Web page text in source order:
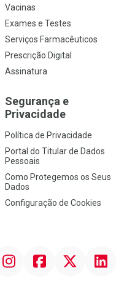
Vacinas
Exames e Testes
Serviços Farmacêuticos
Prescrição Digital
Assinatura
Segurança e
Privacidade
Política de Privacidade
Portal do Titular de Dados
Pessoais
Como Protegemos os Seus
Dados
Configuração de Cookies
Facebook Linkedin